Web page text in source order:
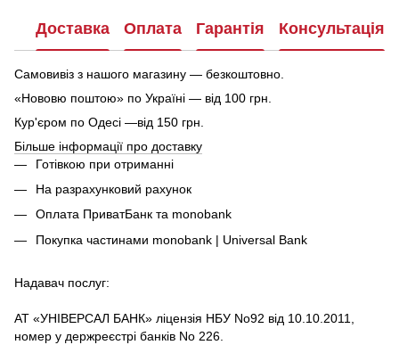
Доставка Оплата Гарантія Консультація
Самовивіз з нашого магазину — безкоштовно.
«Нововю поштою» по Україні — від 100 грн.
Кур'єром по Одесі —від 150 грн.
Більше інформації про доставку
Готівкою при отриманні
На разрахунковий рахунок
Оплата ПриватБанк та monobank
Покупка частинами monobank | Universal Bank
Надавач послуг:
АТ «УНІВЕРСАЛ БАНК» ліцензія НБУ No92 від 10.10.2011,
номер у держреєстрі банків No 226.